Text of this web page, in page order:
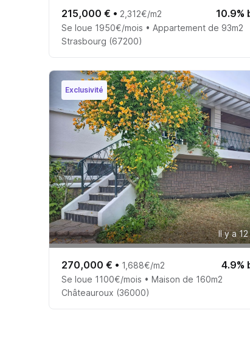
215,000 € • 2,312€/m2 10.9%
Se loue 1950€/mois • Appartement de 93m2
Strasbourg (67200)
Exclusivité
Il y a
270,000 € • 1,688€/m2 4.9%
Se loue 1100€/mois • Maison de 160m2
Châteauroux (36000)